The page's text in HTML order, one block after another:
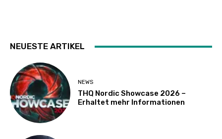
NEUESTE ARTIKEL
NEWS
THQ Nordic Showcase 2026 –
Erhaltet mehr Informationen